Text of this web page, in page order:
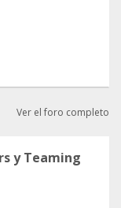
Ver el foro completo
y Teaming